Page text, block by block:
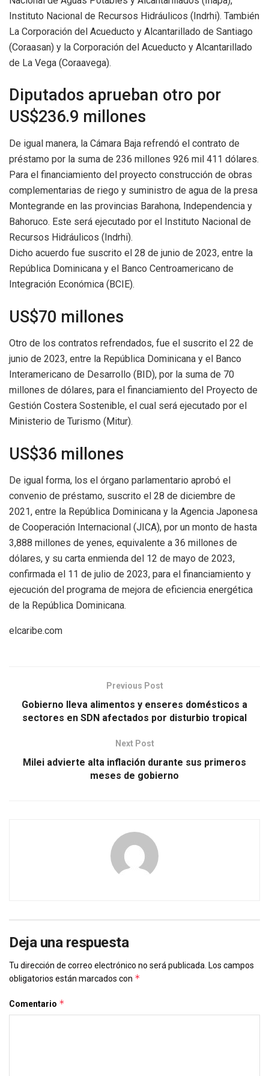
Instituto Nacional de Recursos Hidráulicos (Indrhi). También
La Corporación del Acueducto y Alcantarillado de Santiago
(Coraasan) y la Corporación del Acueducto y Alcantarillado
de La Vega (Coraavega).
Diputados aprueban otro por
US$236.9 millones
De igual manera, la Cámara Baja refrendó el contrato de
préstamo por la suma de 236 millones 926 mil 411 dólares.
Para el financiamiento del proyecto construcción de obras
complementarias de riego y suministro de agua de la presa
Montegrande en las provincias Barahona, Independencia y
Bahoruco. Este será ejecutado por el Instituto Nacional de
Recursos Hidráulicos (Indrhi).
Dicho acuerdo fue suscrito el 28 de junio de 2023, entre la
República Dominicana y el Banco Centroamericano de
Integración Económica (BCIE).
US$70 millones
Otro de los contratos refrendados, fue el suscrito el 22 de
junio de 2023, entre la República Dominicana y el Banco
Interamericano de Desarrollo (BID), por la suma de 70
millones de dólares, para el financiamiento del Proyecto de
Gestión Costera Sostenible, el cual será ejecutado por el
Ministerio de Turismo (Mitur).
US$36 millones
De igual forma, los el órgano parlamentario aprobó el
convenio de préstamo, suscrito el 28 de diciembre de
2021, entre la República Dominicana y la Agencia Japonesa
de Cooperación Internacional (JICA), por un monto de hasta
3,888 millones de yenes, equivalente a 36 millones de
dólares, y su carta enmienda del 12 de mayo de 2023,
confirmada el 11 de julio de 2023, para el financiamiento y
ejecución del programa de mejora de eficiencia energética
de la República Dominicana.
elcaribe.com
Previous Post
Gobierno lleva alimentos y enseres domésticos a
sectores en SDN afectados por disturbio tropical
Next Post
Milei advierte alta inflación durante sus primeros
meses de gobierno
Deja una respuesta
Tu dirección de correo electrónico no será publicada. Los campos
obligatorios están marcados con *
Comentario *